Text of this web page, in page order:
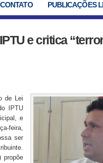
CONTATO PUBLICAÇÕES
e critica
de Lei
IPTU
e
feira,
ser
propõe